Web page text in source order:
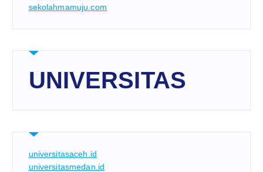
sekolahmamuju.com
UNIVERSITAS
universitasaceh.id
universitasmedan.id